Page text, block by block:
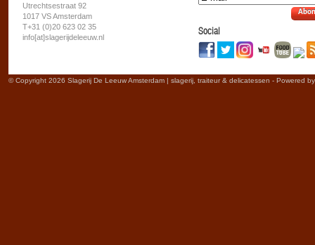
Utrechtsestraat 92
1017 VS Amsterdam
T+31 (0)20 623 02 35
info[at]slagerijdeleeuw.nl
Social
© Copyright 2026 Slagerij De Leeuw Amsterdam | slagerij, traiteur & delicatessen - Powered